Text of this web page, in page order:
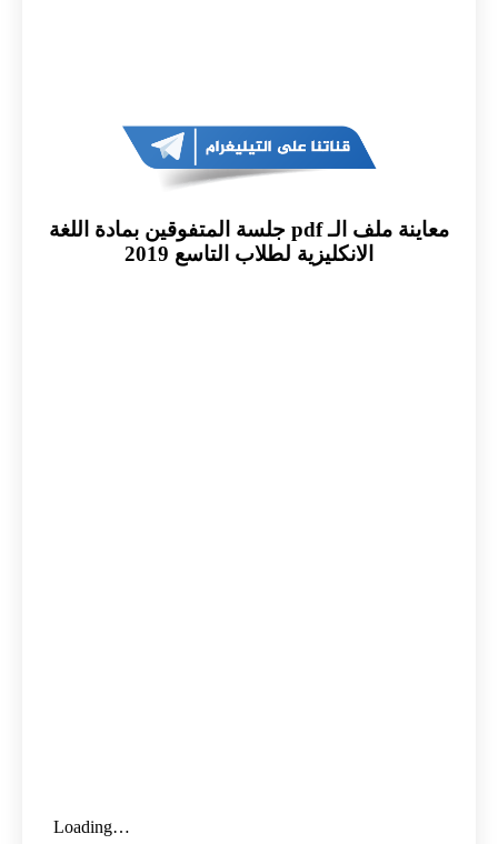
معاينة ملف الـ pdf جلسة المتفوقين بمادة اللغة
الانكليزية لطلاب التاسع 2019